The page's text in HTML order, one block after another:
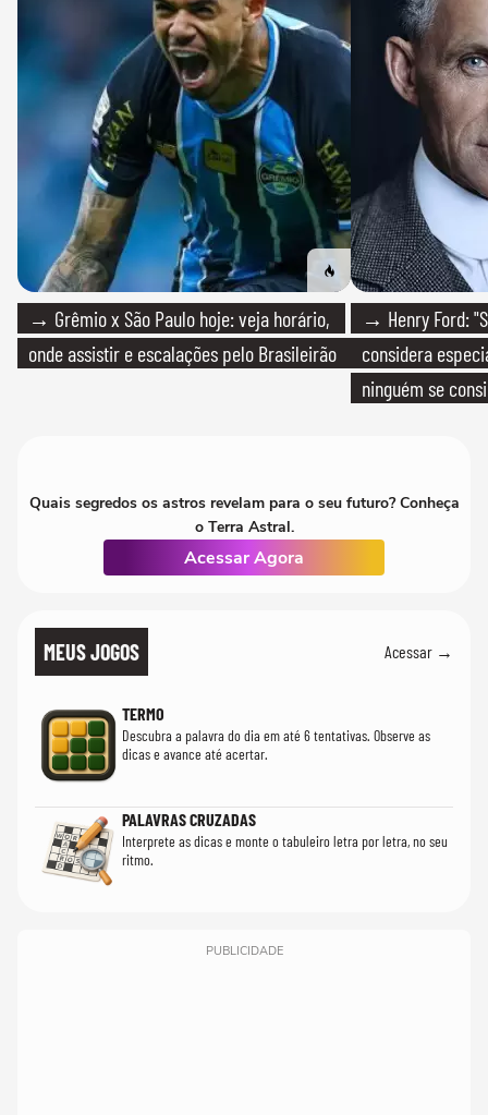
→ Grêmio x São Paulo hoje: veja horário,
onde assistir e escalações pelo Brasileirão
→ Henry Ford:
considera
ninguém se
Quais segredos os astros revelam para o seu futuro? Conheça
o Terra Astral.
Acessar Agora
MEUS JOGOS Acessar →
TERMO
Descubra a palavra do dia em até 6 tentativas. Observe as
dicas e avance até acertar.
PALAVRAS CRUZADAS
Interprete as dicas e monte o tabuleiro letra por letra, no seu
ritmo.
PUBLICIDADE